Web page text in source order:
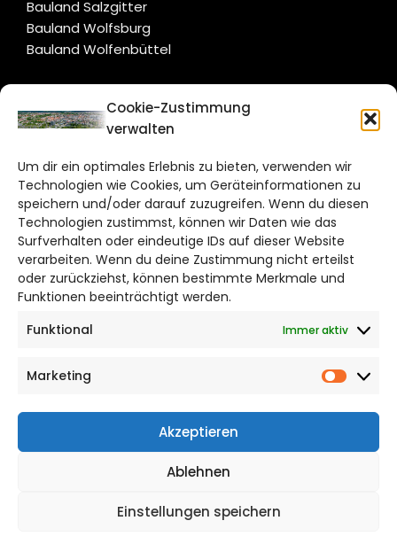
Cookie-Zustimmung
verwalten
Um dir ein optimales Erlebnis zu bieten, verwenden wir
Technologien wie Cookies, um Geräteinformationen zu
speichern und/oder darauf zuzugreifen. Wenn du diesen
Technologien zustimmst, können wir Daten wie das
Surfverhalten oder eindeutige IDs auf dieser Website
verarbeiten. Wenn du deine Zustimmung nicht erteilst
oder zurückziehst, können bestimmte Merkmale und
Funktionen beeinträchtigt werden.
Funktional
Immer aktiv
Marketing
Akzeptieren
Ablehnen
Einstellungen speichern
Bauland Salzgitter
Bauland Wolfsburg
Bauland Wolfenbüttel
CITYLIFE!
Bruchtorwall 12
38100 Braunschweig
Telefon: 0531 387220 – 65
DAS STADTMAGAZIN FÜR
BRAUNSCHWEIG
Impressum
Cookie Richtlinie
CITYLIFE! BEI FACEBOOK